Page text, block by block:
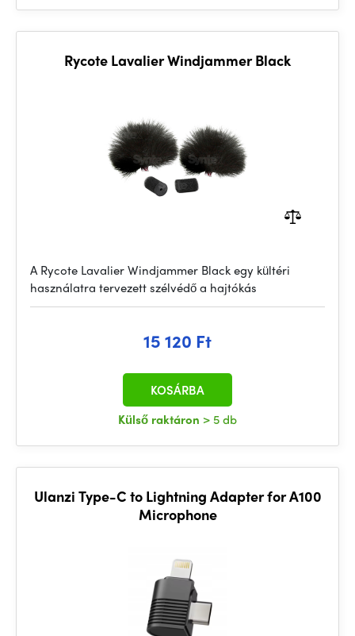
Rycote Lavalier Windjammer Black
A Rycote Lavalier Windjammer Black egy kültéri
használatra tervezett szélvédő a hajtókás
15 120 Ft
Külső raktáron > 5 db
KOSÁRBA
Ulanzi Type-C to Lightning Adapter for A100
Microphone